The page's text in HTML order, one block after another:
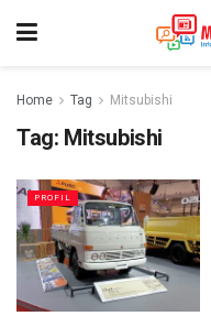
Home Tag Mitsubishi
Tag: Mitsubishi
PROFIL